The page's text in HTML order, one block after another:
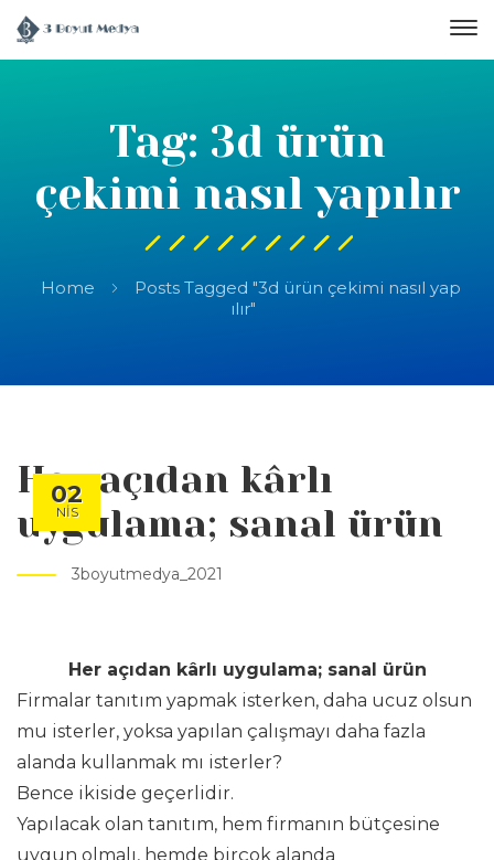
Tag: 3d ürün
çekimi nasıl yapılır
Home
Posts Tagged "3d ürün çekimi nasıl yap
ılır"
02
NIS
Her açıdan kârlı
uygulama; sanal ürün
3boyutmedya_2021
Her açıdan kârlı uygulama; sanal ürün
Firmalar tanıtım yapmak isterken, daha ucuz olsun
mu isterler, yoksa yapılan çalışmayı daha fazla
alanda kullanmak mı isterler?
Bence ikiside geçerlidir.
Yapılacak olan tanıtım, hem firmanın bütçesine
uygun olmalı, hemde birçok alanda